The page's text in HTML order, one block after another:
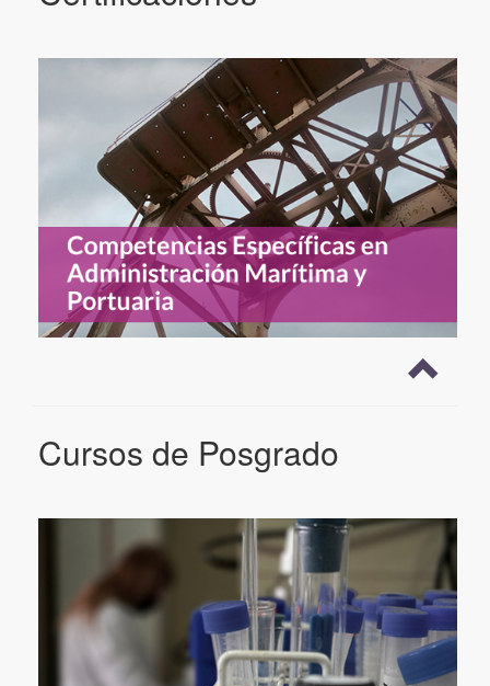
Cursos de Posgrado